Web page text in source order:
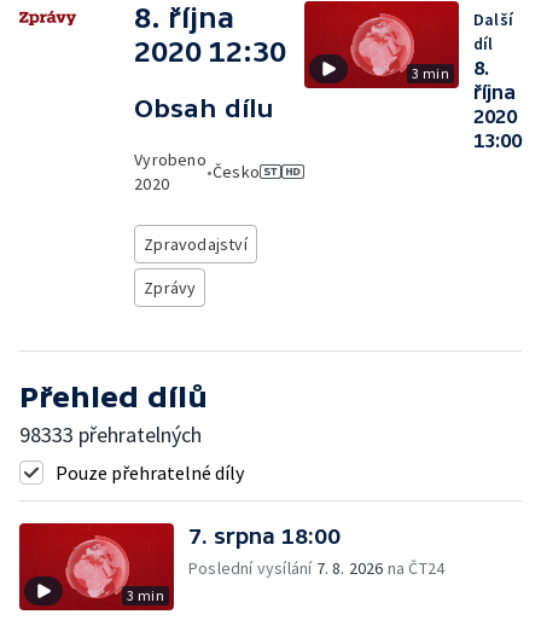
8. října
2020 12:30
Obsah dílu
Vyrobeno
2020
•Česko
Zpravodajství
Zprávy
3 min
Další
díl
8.
října
2020
13:00
Přehled dílů
98333 přehratelných
Pouze přehratelné díly
3 min
7. srpna 18:00
Poslední vysílání 7. 8. 2026 na ČT24